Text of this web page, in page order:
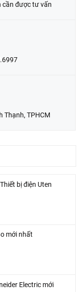
cần được tư vấn
Thạnh, TPHCM
bị điện Uten
mới nhất
Electric mới